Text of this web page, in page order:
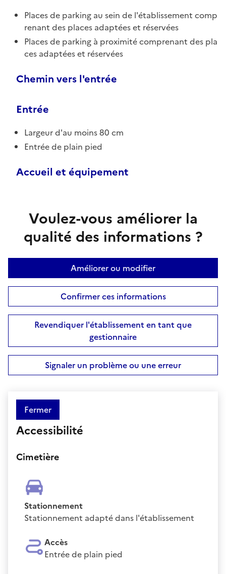
Places de parking au sein de l'établissement comp
renant des places adaptées et réservées
Places de parking à proximité comprenant des pla
ces adaptées et réservées
Chemin vers l'entrée
Entrée
Largeur d'au moins 80 cm
Entrée de plain pied
Accueil et équipement
Voulez-vous améliorer la
qualité des informations ?
Améliorer ou modifier
Confirmer ces informations
Revendiquer l'établissement en tant que
gestionnaire
Signaler un problème ou une erreur
Fermer
Accessibilité
Cimetière
Stationnement
Stationnement adapté dans l'établissement
Accès
Entrée de plain pied